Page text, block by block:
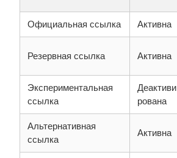
Официальная ссылка Активна
Резервная ссылка Активна
Экспериментальная
ссылка
Деактиви
рована
Альтернативная
ссылка
Активна